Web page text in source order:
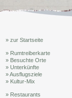
» zur Startseite
» Rumtreiberkarte
» Besuchte Orte
» Unterkünfte
» Ausflugsziele
» Kultur-Mix
» Restaurants